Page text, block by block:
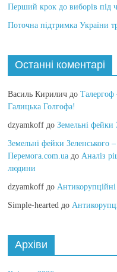
Перший крок до виборів під
Поточна підтримка України
Останні коментарі
Василь Кирилич до Талергоф
Галицька Голгофа!
dzyamkoff доЗемельні фейки
Земельні фейки Зеленського
Перемога.com.ua доАналіз
людини
dzyamkoff до
Simple-hearted до
Архіви